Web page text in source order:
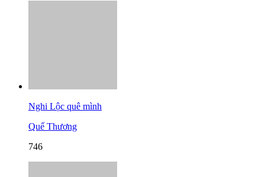
Nghi Lộc quê mình
Quế Thương
746